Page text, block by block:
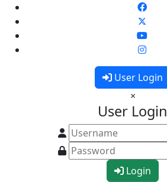
User Login
×
User Login
Login